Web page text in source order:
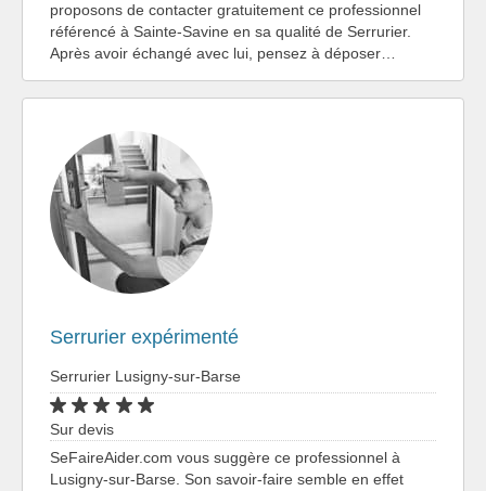
proposons de contacter gratuitement ce professionnel
référencé à Sainte-Savine en sa qualité de Serrurier.
Après avoir échangé avec lui, pensez à déposer…
Serrurier expérimenté
Serrurier Lusigny-sur-Barse
Sur devis
SeFaireAider.com vous suggère ce professionnel à
Lusigny-sur-Barse. Son savoir-faire semble en effet